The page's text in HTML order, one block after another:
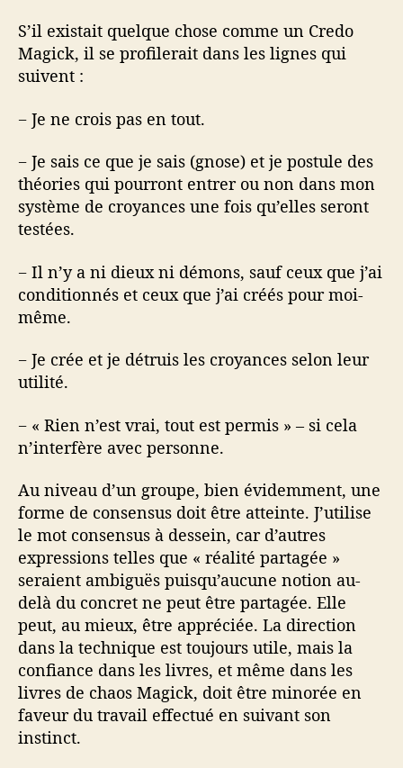
S’il existait quelque chose comme un Credo
Magick, il se profilerait dans les lignes qui
suivent :
− Je ne crois pas en tout.
− Je sais ce que je sais (gnose) et je postule des
théories qui pourront entrer ou non dans mon
système de croyances une fois qu’elles seront
testées.
− Il n’y a ni dieux ni démons, sauf ceux que j’ai
conditionnés et ceux que j’ai créés pour moi-
même.
− Je crée et je détruis les croyances selon leur
utilité.
− « Rien n’est vrai, tout est permis » – si cela
n’interfère avec personne.
Au niveau d’un groupe, bien évidemment, une
forme de consensus doit être atteinte. J’utilise
le mot consensus à dessein, car d’autres
expressions telles que « réalité partagée »
seraient ambiguës puisqu’aucune notion au-
delà du concret ne peut être partagée. Elle
peut, au mieux, être appréciée. La direction
dans la technique est toujours utile, mais la
confiance dans les livres, et même dans les
livres de chaos Magick, doit être minorée en
faveur du travail effectué en suivant son
instinct.